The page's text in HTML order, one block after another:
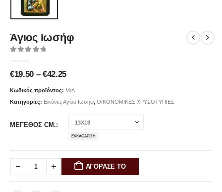
Άγιος Ιωσήφ
€19.50 – €42.25Price
€19.50
through
€42.25
Κωδικός προϊόντος: Μ/Δ
Κατηγορίες: Εικόνες Αγίου Ιωσήφ, ΟΙΚΟΝΟΜΙΚΕΣ ΧΡΥΣΟΤΥΠΙΕΣ
ΜΕΓΕΘΟΣ CM.
ΕΚΚΑΘΆΡΙΣΗ
ΑΓΟΡΑΣΕ ΤΟ